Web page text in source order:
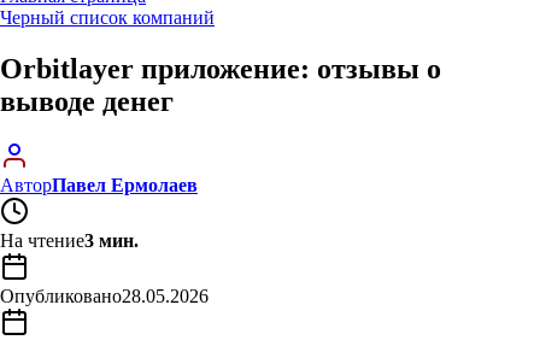
Черный список компаний
Orbitlayer приложение: отзывы о
выводе денег
АвторПавел Ермолаев
На чтение3 мин.
Опубликовано28.05.2026